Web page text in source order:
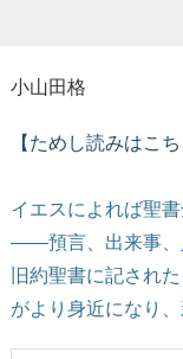
小山田格
【ためし読みはこち
イエスによれば聖
――預言、出来事、
旧約聖書に記され
がより身近になり